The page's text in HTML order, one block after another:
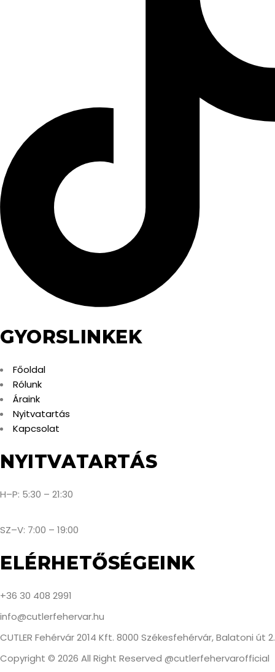
GYORSLINKEK
Főoldal
Rólunk
Áraink
Nyitvatartás
Kapcsolat
NYITVATARTÁS
H–P: 5:30 – 21:30
SZ–V: 7:00 – 19:00
ELÉRHETŐSÉGEINK
+36 30 408 2991
info@cutlerfehervar.hu
CUTLER Fehérvár 2014 Kft. 8000 Székesfehérvár, Balatoni út 2.
Copyright © 2026 All Right Reserved @cutlerfehervarofficial